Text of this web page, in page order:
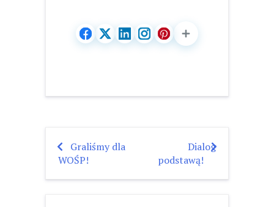
Nawigacja
wpisu
Graliśmy dla
WOŚP!
Dialog
podstawą!